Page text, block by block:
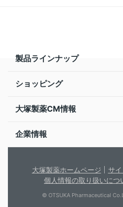
製品ラインナップ
ショッピング
大塚製薬CM情報
企業情報
大塚製薬ホームページ
サ
個人情報の取り扱いにつ
© OTSUKA Pharmaceutical